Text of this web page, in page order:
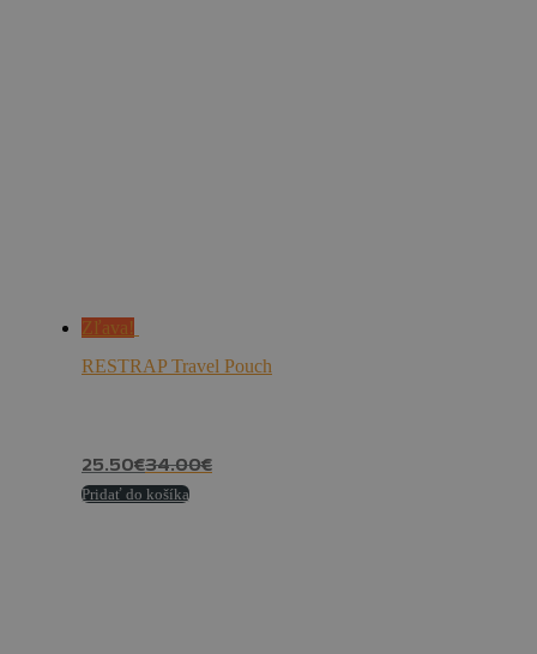
Zľava!
RESTRAP Travel Pouch
25.50€34.00€
Pridať do košíka